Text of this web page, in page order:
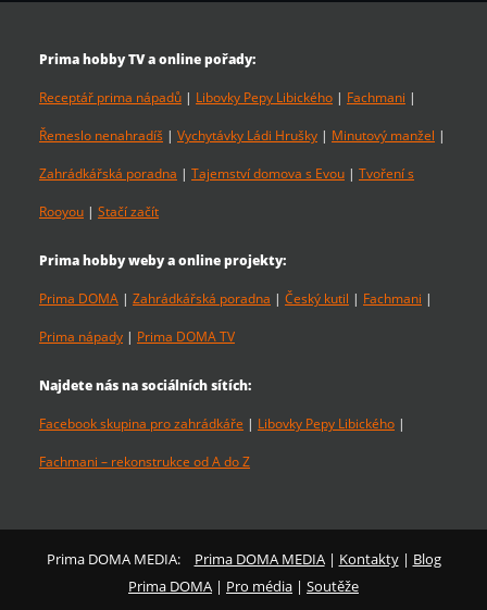
Prima hobby TV a online pořady:
Receptář prima nápadů | Libovky Pepy Libického | Fachmani |
Řemeslo nenahradíš | Vychytávky Ládi Hrušky | Minutový manžel |
Zahrádkářská poradna | Tajemství domova s Evou | Tvoření s
Rooyou | Stačí začít
Prima hobby weby a online projekty:
Prima DOMA | Zahrádkářská poradna | Český kutil | Fachmani |
Prima nápady | Prima DOMA TV
Najdete nás na sociálních sítích:
Facebook skupina pro zahrádkáře | Libovky Pepy Libického |
Fachmani – rekonstrukce od A do Z
Prima DOMA MEDIA: Prima DOMA MEDIA| Kontakty| Blog
Prima DOMA | Pro média | Soutěže